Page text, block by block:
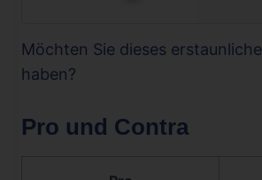
Möchten Sie dieses
haben?
Pro und Contra